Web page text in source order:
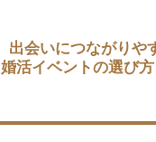
出会いにつながりや
婚活イベントの選び